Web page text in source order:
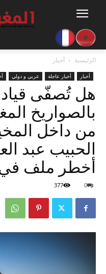
الرئيسية أخبار
أخبار أخبار عاجلة عربي و دولي
هل تُصفّى
بالصواريخ
من داخل
الحبيب عبد
أخطر ملف
0
377